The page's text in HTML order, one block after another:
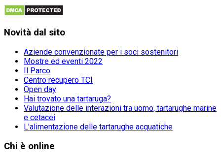
Novità dal sito
Aziende convenzionate per i soci sostenitori
Mostre ed eventi 2022
Il Parco
Centro recupero TCI
Open day
Hai trovato una tartaruga?
Valutazione delle interazioni tra uomo, tartarughe marine
e cetacei
L'alimentazione delle tartarughe acquatiche
Chi è online